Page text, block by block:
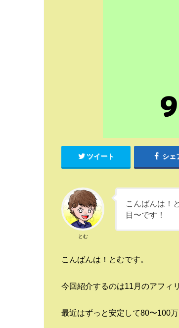
ツイート シェ
とむ
こんばんは！
目〜です！
こんばんは！とむです。
今回紹介するのは11月のアフィ
最近はずっと安定して80〜100